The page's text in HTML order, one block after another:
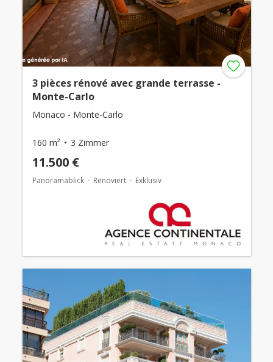
3 pièces rénové avec grande terrasse -
Monte-Carlo
Monaco - Monte-Carlo
160 m² 3 Zimmer
11.500 €
Panoramablick Renoviert Exklusiv